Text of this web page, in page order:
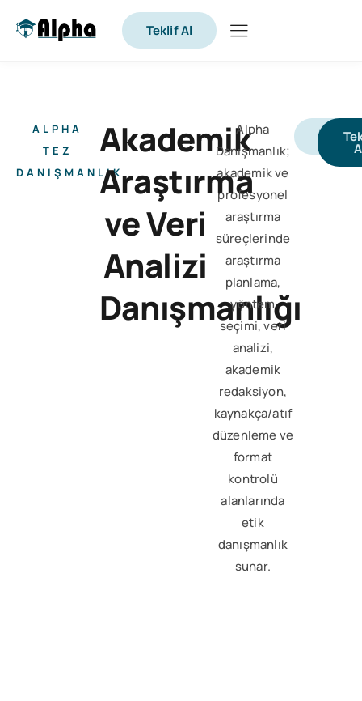
Teklif Al
ALPHA
TEZ
DANIŞMANLIK
Akademik
Araştırma
ve Veri
Analizi
Danışmanlığı
Alpha
Danışmanlık;
akademik ve
profesyonel
araştırma
süreçlerinde
araştırma
planlama,
yöntem
seçimi, veri
analizi,
akademik
redaksiyon,
kaynakça/atıf
düzenleme ve
format
kontrolü
alanlarında
etik
danışmanlık
sunar.
İletişim